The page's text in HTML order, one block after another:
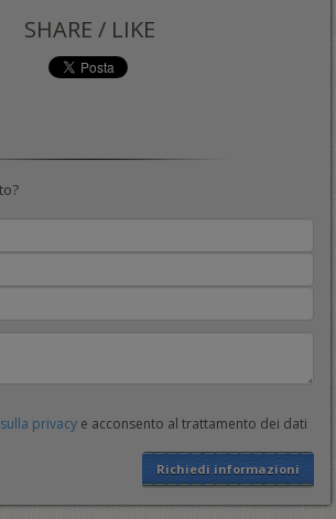
SHARE / LIKE
privacy e acconsento al trattamento dei dati
Richiedi informazioni